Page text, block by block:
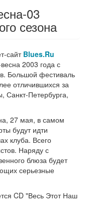
03
сезона
сайт Blues.Ru
2003 года с
Большой фестиваль
отличившихся за
Санкт-Петербурга,
27 мая, в самом
будут идти
клуба. Всего
Наряду с
блюза будет
серьезные
CD "Весь Этот Наш